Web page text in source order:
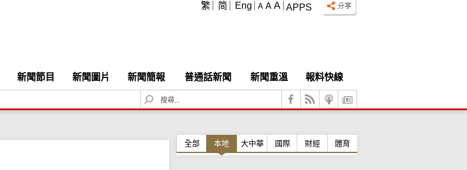
APPS
A A A
繁 简 Eng
新聞節目 新聞圖片 新聞簡報 普通話新聞 新聞重溫
報料快線
S
e
c
全部 本地 大中華 國際 財經 體育